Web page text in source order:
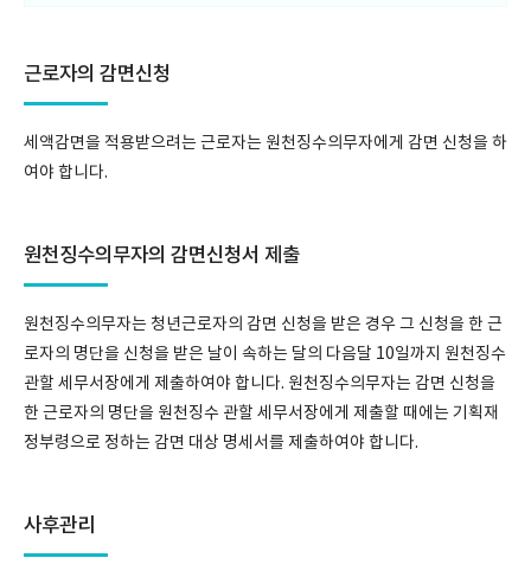
근로자의 감면신청
세액감면을 적용받으려는 근로자는 원천징수의무자에게 감면 신청을 하
여야 합니다.
원천징수의무자의 감면신청서 제출
원천징수의무자는 청년근로자의 감면 신청을 받은 경우 그 신청을 한 근
로자의 명단을 신청을 받은 날이 속하는 달의 다음달 10일까지 원천징수
관할 세무서장에게 제출하여야 합니다. 원천징수의무자는 감면 신청을
한 근로자의 명단을 원천징수 관할 세무서장에게 제출할 때에는 기획재
정부령으로 정하는 감면 대상 명세서를 제출하여야 합니다.
사후관리